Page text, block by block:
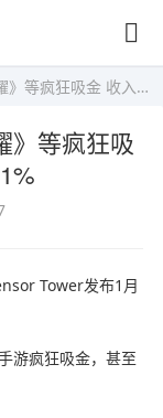
吸金 收入最高暴增421%
》等疯狂吸
Tower发布1月
游疯狂吸金，甚至